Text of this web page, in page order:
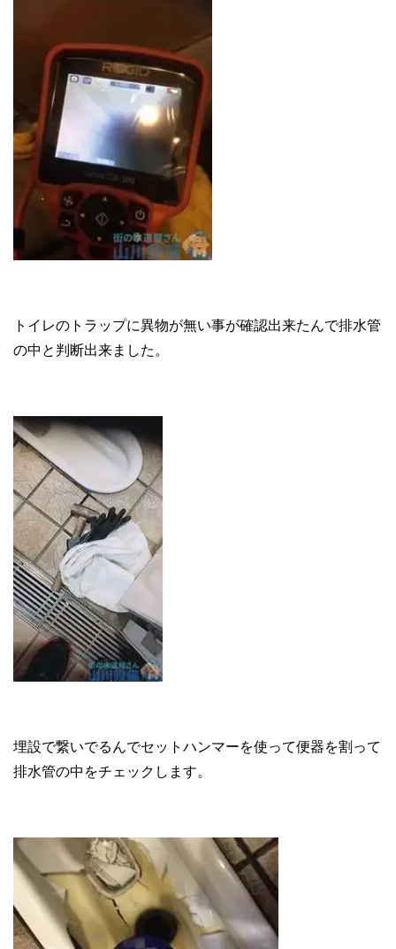
トイレのトラップに異物が無い事が確認出来たんで排水管
の中と判断出来ました。
埋設で繋いでるんでセットハンマーを使って便器を割って
排水管の中をチェックします。